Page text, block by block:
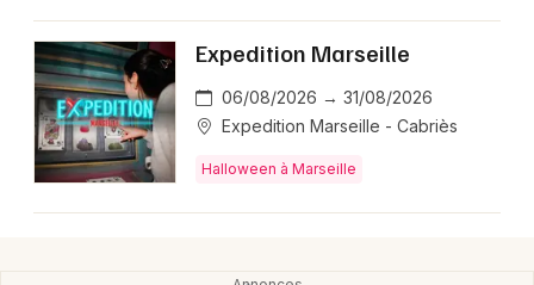
Expedition Marseille
06/08/2026 → 31/08/2026
Expedition Marseille - Cabriès
Halloween à Marseille